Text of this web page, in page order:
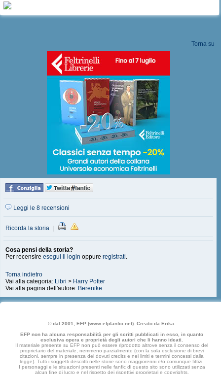
Torna su
Leggi le 8 recensioni
Ricorda la storia
Cosa pensi della storia?
Per recensire esegui il login oppure registrati.
Torna indietro
Vai alla categoria: Libri > Harry Potter
Vai alla pagina dell'autore: Berenike
© dal 2001, EFP (www.efpfanfic.net). Creato da Erika.
EFP non ha alcuna responsabilità per gli scritti pubblicati in esso, in quanto
esclusiva opera e proprietà degli autori che li hanno ideati.
Il materiale presente su EFP non può essere riprodotto altrove senza il consenso del
proprietario del materiale, nemmeno parzialmente (con la sola esclusione di brevi
citazioni, sempre in presenza dei dovuti credits e nei limiti e termini concessi dalla
legge). Tutti i soggetti descritti nelle storie sono maggiorenni e/o comunque fittizi.
I personaggi e le situazioni presenti nelle fanfic di questo sito sono utilizzati senza
alcun fine di lucro e nel rispetto dei rispettivi proprietari e copyrights.